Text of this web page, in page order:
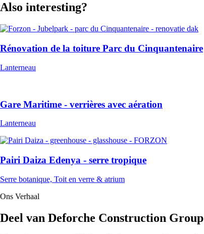
Also interesting?
Rénovation de la toiture Parc du Cinquantenaire
Lanterneau
Gare Maritime - verrières avec aération
Lanterneau
Pairi Daiza Edenya - serre tropique
Serre botanique, Toit en verre & atrium
Ons Verhaal
Deel van Deforche Construction Group